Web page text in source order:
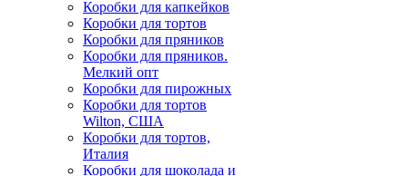
Коробки для капкейков
Коробки для тортов
Коробки для пряников
Коробки для пряников.
Мелкий опт
Коробки для пирожных
Коробки для тортов
Wilton, США
Коробки для тортов,
Италия
Коробки для шоколада и